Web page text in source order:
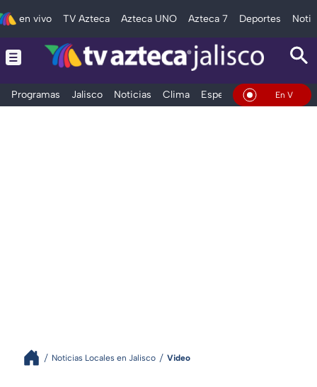
en vivo TV Azteca Azteca UNO Azteca 7 Deportes
Programas Jalisco Noticias Clima Espectáculos Deportes
En Vivo
Noticias Locales en Jalisco Video